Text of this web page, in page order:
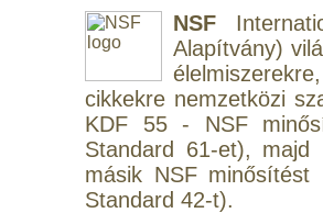
NSF
Alapítvány)
cikkekre nemzetközi
KDF 55 - NSF
Standard 61-et),
másik NSF minősítést
Standard 42-t).